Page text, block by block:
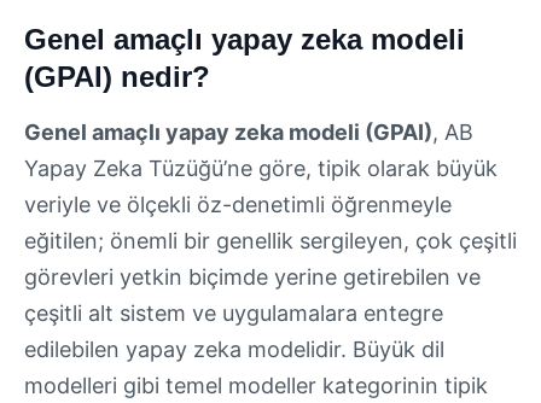
Genel amaçlı yapay zeka modeli
(GPAI) nedir?
Genel amaçlı yapay zeka modeli (GPAI), AB
Yapay Zeka Tüzüğü’ne göre, tipik olarak büyük
veriyle ve ölçekli öz-denetimli öğrenmeyle
eğitilen; önemli bir genellik sergileyen, çok çeşitli
görevleri yetkin biçimde yerine getirebilen ve
çeşitli alt sistem ve uygulamalara entegre
edilebilen yapay zeka modelidir. Büyük dil
modelleri gibi temel modeller kategorinin tipik